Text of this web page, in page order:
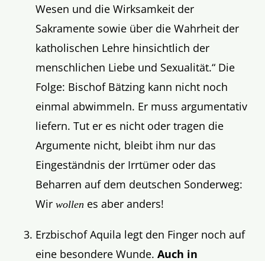
Wesen und die Wirksamkeit der
Sakramente sowie über die Wahrheit der
katholischen Lehre hinsichtlich der
menschlichen Liebe und Sexualität.“ Die
Folge: Bischof Bätzing kann nicht noch
einmal abwimmeln. Er muss argumentativ
liefern. Tut er es nicht oder tragen die
Argumente nicht, bleibt ihm nur das
Eingeständnis der Irrtümer oder das
Beharren auf dem deutschen Sonderweg:
Wir wollen es aber anders!
Erzbischof Aquila legt den Finger noch auf
eine besondere Wunde. Auch in